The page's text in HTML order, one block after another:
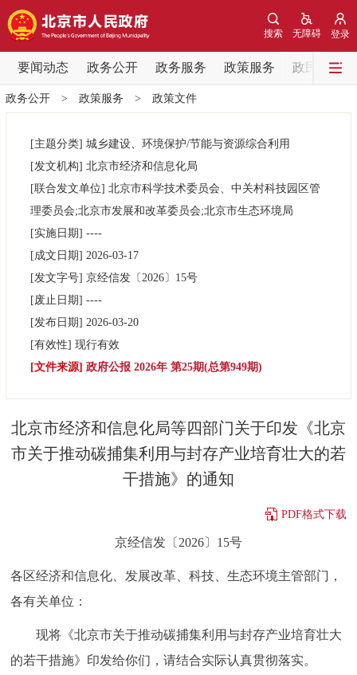
登录
无障碍
搜索
要闻动态 政务公开 政务服务 政策服务 政民互动
要闻动态
党中央精神 国务院信息
北京要闻 会议信息 部门动态
政务公开
市领导 机构职能
政策兑现
个人服务 法人服务 部门服务
投资项目
政民互动
12345网上接诉即办 我要咨询 我要建议
政务公开> 政策服务 > 政策文件
[主题分类] 城乡建设、环境保护/节能与资源综合利用
[发文机构] 北京市经济和信息化局
[联合发文单位] 北京市科学技术委员会、中关村科技园区管
理委员会;北京市发展和改革委员会;北京市生态环境局
[实施日期] ----
[成文日期] 2026-03-17
[发文字号] 京经信发〔2026〕 15号
[废止日期] ----
[发布日期] 2026-03-20
[有效性] 现行有效
[文件来源] 政府公报 2026年 第25期(总第949期)
北京市经济和信息化局等四部门关于印发《北京
市关于推动碳捕集利用与封存产业培育壮大的若
干措施》的通知
PDF格式下载
京经信发〔2026〕15号
各区经济和信息化、发展改革、科技、生态环境主管部门，
各有关单位：
现将《北京市关于推动碳捕集利用与封存产业培育壮大
的若干措施》印发给你们，请结合实际认真贯彻落实。